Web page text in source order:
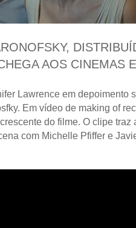
AOS CINEMAS
Lawrence em depoimento
Em vídeo de making of
do filme. O clipe
com Michelle Pfiffer e